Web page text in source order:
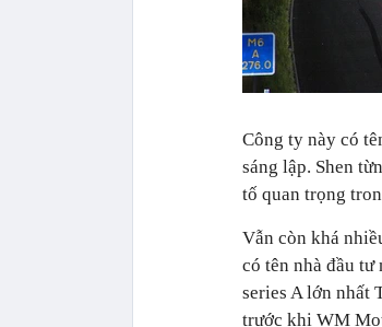
Công ty này có
sáng lập. Shen
tố quan trọng
Vẫn còn khá
có tên nhà đầu
series A lớn nhất
trước khi WM